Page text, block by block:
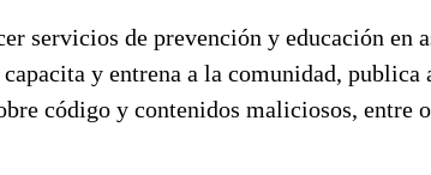
servicios de prevención y educación en
y entrena a la comunidad, publica
código y contenidos maliciosos, entre